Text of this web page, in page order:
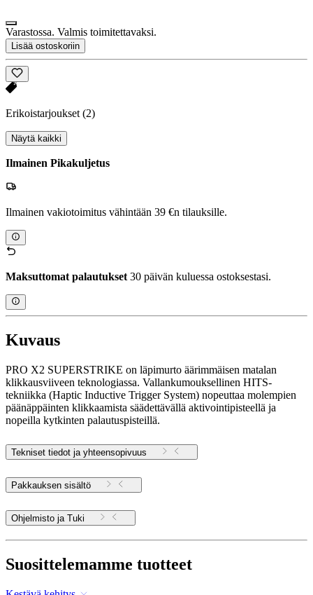
Varastossa. Valmis toimitettavaksi.
Lisää ostoskoriin
Erikoistarjoukset (2)
Näytä kaikki
Ilmainen Pikakuljetus
Ilmainen vakiotoimitus vähintään 39 €n tilauksille.
Maksuttomat palautukset 30 päivän kuluessa ostoksestasi.
Kuvaus
PRO X2 SUPERSTRIKE on läpimurto äärimmäisen matalan
klikkausviiveen teknologiassa. Vallankumouksellinen HITS-
tekniikka (Haptic Inductive Trigger System) nopeuttaa molempien
päänäppäinten klikkaamista säädettävällä aktivointipisteellä ja
nopeilla kytkinten palautuspisteillä.
Tekniset tiedot ja yhteensopivuus
Pakkauksen sisältö
Ohjelmisto ja Tuki
Suosittelemamme tuotteet